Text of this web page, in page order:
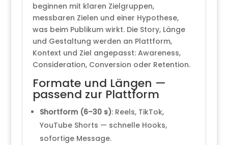
beginnen mit klaren Zielgruppen,
messbaren Zielen und einer Hypothese,
was beim Publikum wirkt. Die Story, Länge
und Gestaltung werden an Plattform,
Kontext und Ziel angepasst: Awareness,
Consideration, Conversion oder Retention.
Formate und Längen —
passend zur Plattform
Shortform (6–30 s): Reels, TikTok,
YouTube Shorts — schnelle Hooks,
sofortige Message.